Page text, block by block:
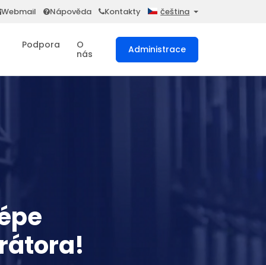
Webmail Nápověda Kontakty čeština
Podpora
O
nás
Administrace